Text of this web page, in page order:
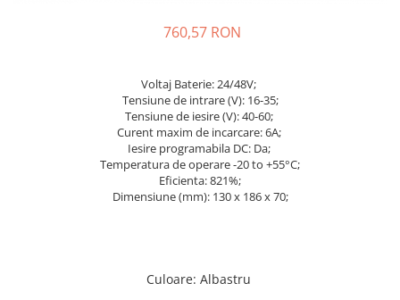
Convertoare de tensiune
Sisteme de stocare energie
760,57 RON
Voltaj Baterie: 24/48V;
Tensiune de intrare (V): 16-35;
Tensiune de iesire (V): 40-60;
Curent maxim de incarcare: 6A;
Iesire programabila DC: Da;
Temperatura de operare -20 to +55°C;
Eficienta: 821%;
Dimensiune (mm): 130 x 186 x 70;
Culoare: Albastru